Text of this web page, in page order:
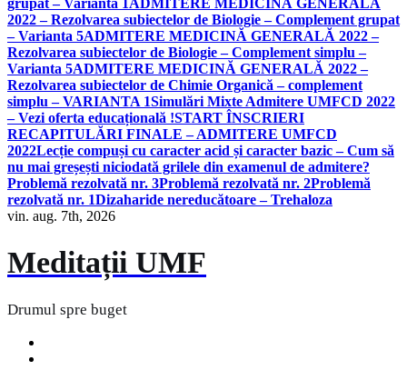
grupat – Varianta 1ADMITERE MEDICINĂ GENERALĂ
2022 – Rezolvarea subiectelor de Biologie – Complement grupat
– Varianta 5ADMITERE MEDICINĂ GENERALĂ 2022 –
Rezolvarea subiectelor de Biologie – Complement simplu –
Varianta 5ADMITERE MEDICINĂ GENERALĂ 2022 –
Rezolvarea subiectelor de Chimie Organică – complement
simplu – VARIANTA 1Simulări Mixte Admitere UMFCD 2022
– Vezi oferta educațională !START ÎNSCRIERI
RECAPITULĂRI FINALE – ADMITERE UMFCD
2022Lecție compuși cu caracter acid și caracter bazic – Cum să
nu mai greșești niciodată grilele din examenul de admitere?
Problemă rezolvată nr. 3Problemă rezolvată nr. 2Problemă
rezolvată nr. 1Dizaharide nereducătoare – Trehaloza
vin. aug. 7th, 2026
Meditații UMF
Drumul spre buget